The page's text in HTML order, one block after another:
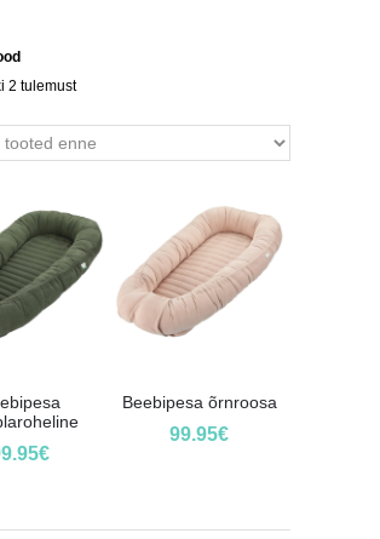
2 tulemust
€
Beebipesa õrnroosa
99.95€